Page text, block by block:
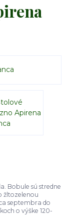
Bobule sú stredne
žltozelenou
septembra do
o výške 120-